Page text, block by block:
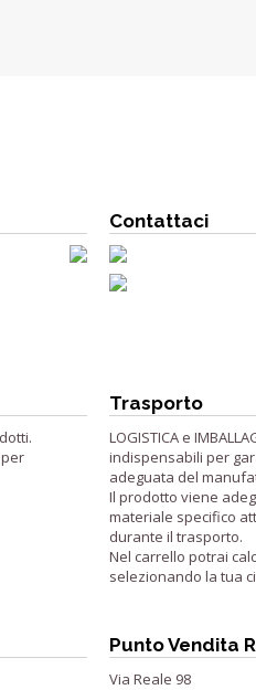
Contattaci
Trasporto
LOGISTICA e
indispensabili per
adeguata del
Il prodotto viene
materiale specifico
durante il trasporto.
Nel carrello potrai
selezionando la tua
Punto Vendita
Via Reale 98